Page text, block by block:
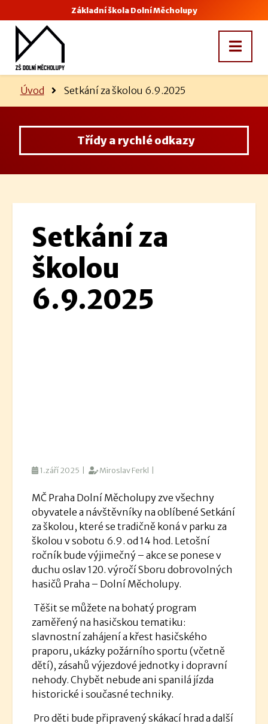
Základní škola Dolní Měcholupy
Úvod Setkání za školou 6.9.2025
Třídy a rychlé odkazy
Setkání za
školou
6.9.2025
1.září 2025 | Miroslav Ferkl |
MČ Praha Dolní Měcholupy zve všechny
obyvatele a návštěvníky na oblíbené Setkání
za školou, které se tradičně koná v parku za
školou v sobotu 6.9. od 14 hod. Letošní
ročník bude výjimečný – akce se ponese v
duchu oslav 120. výročí Sboru dobrovolných
hasičů Praha – Dolní Měcholupy.
Těšit se můžete na bohatý program
zaměřený na hasičskou tematiku:
slavnostní zahájení a křest hasičského
praporu, ukázky požárního sportu (včetně
dětí), zásahů výjezdové jednotky i dopravní
nehody. Chybět nebude ani spanilá jízda
historické i současné techniky.
Pro děti bude připravený skákací hrad a další